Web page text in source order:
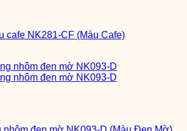
cafe NK281-CF (Màu Cafe)